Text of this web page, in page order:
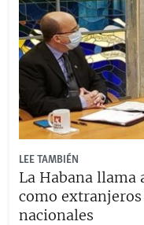
LEE TAMBIÉN
La Habana
como
nacionales